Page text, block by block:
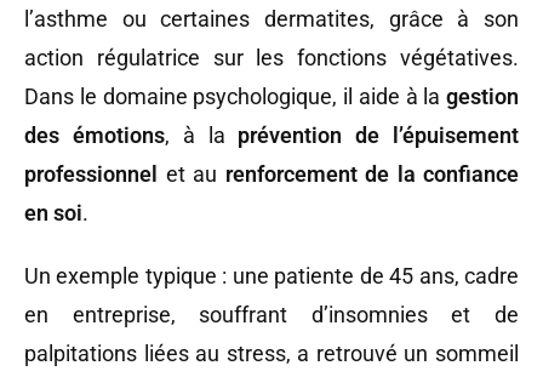
l’asthme ou certaines dermatites, grâce à son
action régulatrice sur les fonctions végétatives.
Dans le domaine psychologique, il aide à la gestion
des émotions, à la prévention de l’épuisement
professionnel et au renforcement de la confiance
en soi.
Un exemple typique : une patiente de 45 ans, cadre
en entreprise, souffrant d’insomnies et de
palpitations liées au stress, a retrouvé un sommeil